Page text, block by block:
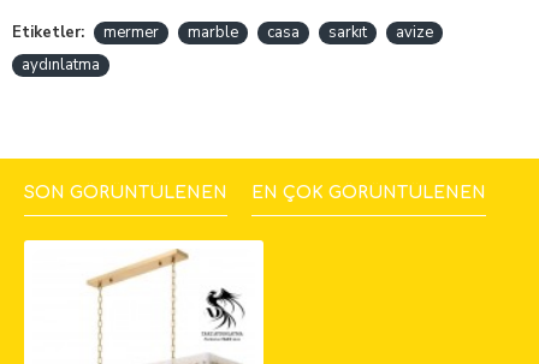
Etiketler: mermer marble casa sarkıt
avize
aydınlatma
SON GÖRÜNTÜLENEN EN ÇOK GÖRÜNTÜLENEN